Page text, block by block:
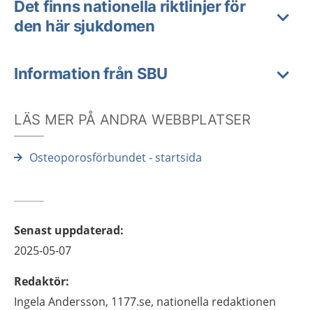
Det finns nationella riktlinjer för
den här sjukdomen
Information från SBU
LÄS MER PÅ ANDRA WEBBPLATSER
Osteoporosförbundet - startsida
Senast uppdaterad:
2025-05-07
Redaktör:
Ingela Andersson, 1177.se, nationella redaktionen